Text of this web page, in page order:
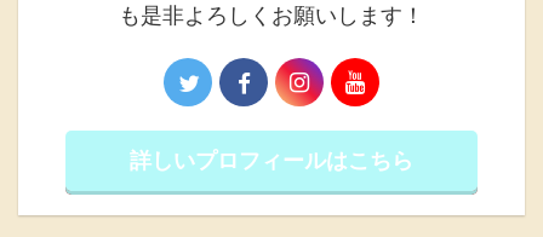
も是非よろしくお願いします！
詳しいプロフィールはこちら